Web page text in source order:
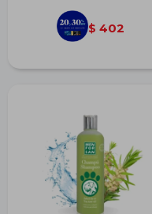
$ 402